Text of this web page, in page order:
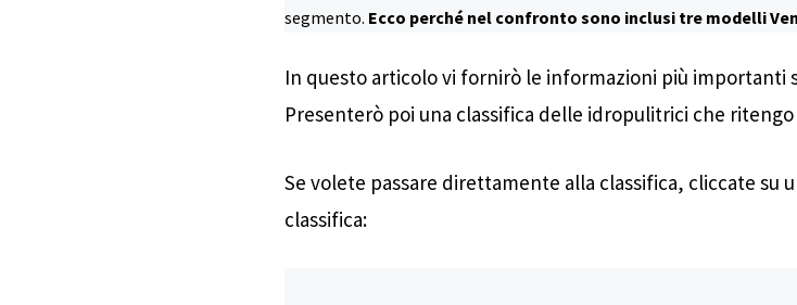
segmento. Ecco perché nel confronto sono inclusi tre modelli
In questo articolo vi fornirò le informazioni più
Presenterò poi una classifica delle idropulitrici che
Se volete passare direttamente alla classifica, cliccate su
classifica: